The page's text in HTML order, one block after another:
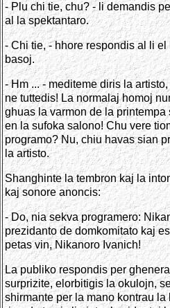
- Plu chi tie, chu? - li demandis
al la spektantaro.
- Chi tie, - hhore respondis al li
basoj.
- Hm ... - mediteme diris la
ne tuttedis! La normalaj homoj
ghuas la varmon de la
en la sufoka salono! Chu vere
programo? Nu, chiu havas sian
la artisto.
Shanghinte la tembron kaj la
kaj sonore anoncis:
- Do, nia sekva programero:
prezidanto de domkomitato kaj
petas vin, Nikanoro Ivanich!
La publiko respondis per
surprizite, elorbitigis la okulojn,
shirmante per la mano kontrau